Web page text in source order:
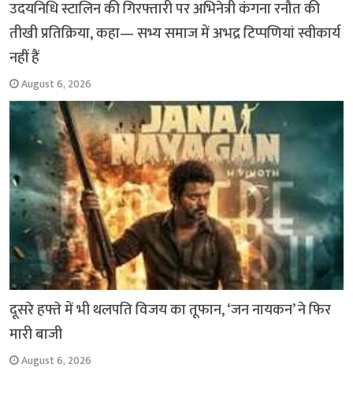
उदयनिधि स्टालिन की गिरफ्तारी पर अभिनेत्री कंगना रनौत की
तीखी प्रतिक्रिया, कहा— सभ्य समाज में अभद्र टिप्पणियां स्वीकार्य
नहीं हैं
August 6, 2026
दूसरे हफ्ते में भी थलपति विजय का तूफान, ‘जन नायकन’ ने फिर
मारी बाजी
August 6, 2026